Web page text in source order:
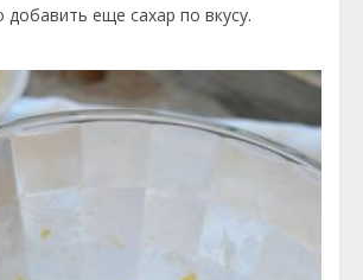
еще сахар по вкусу.